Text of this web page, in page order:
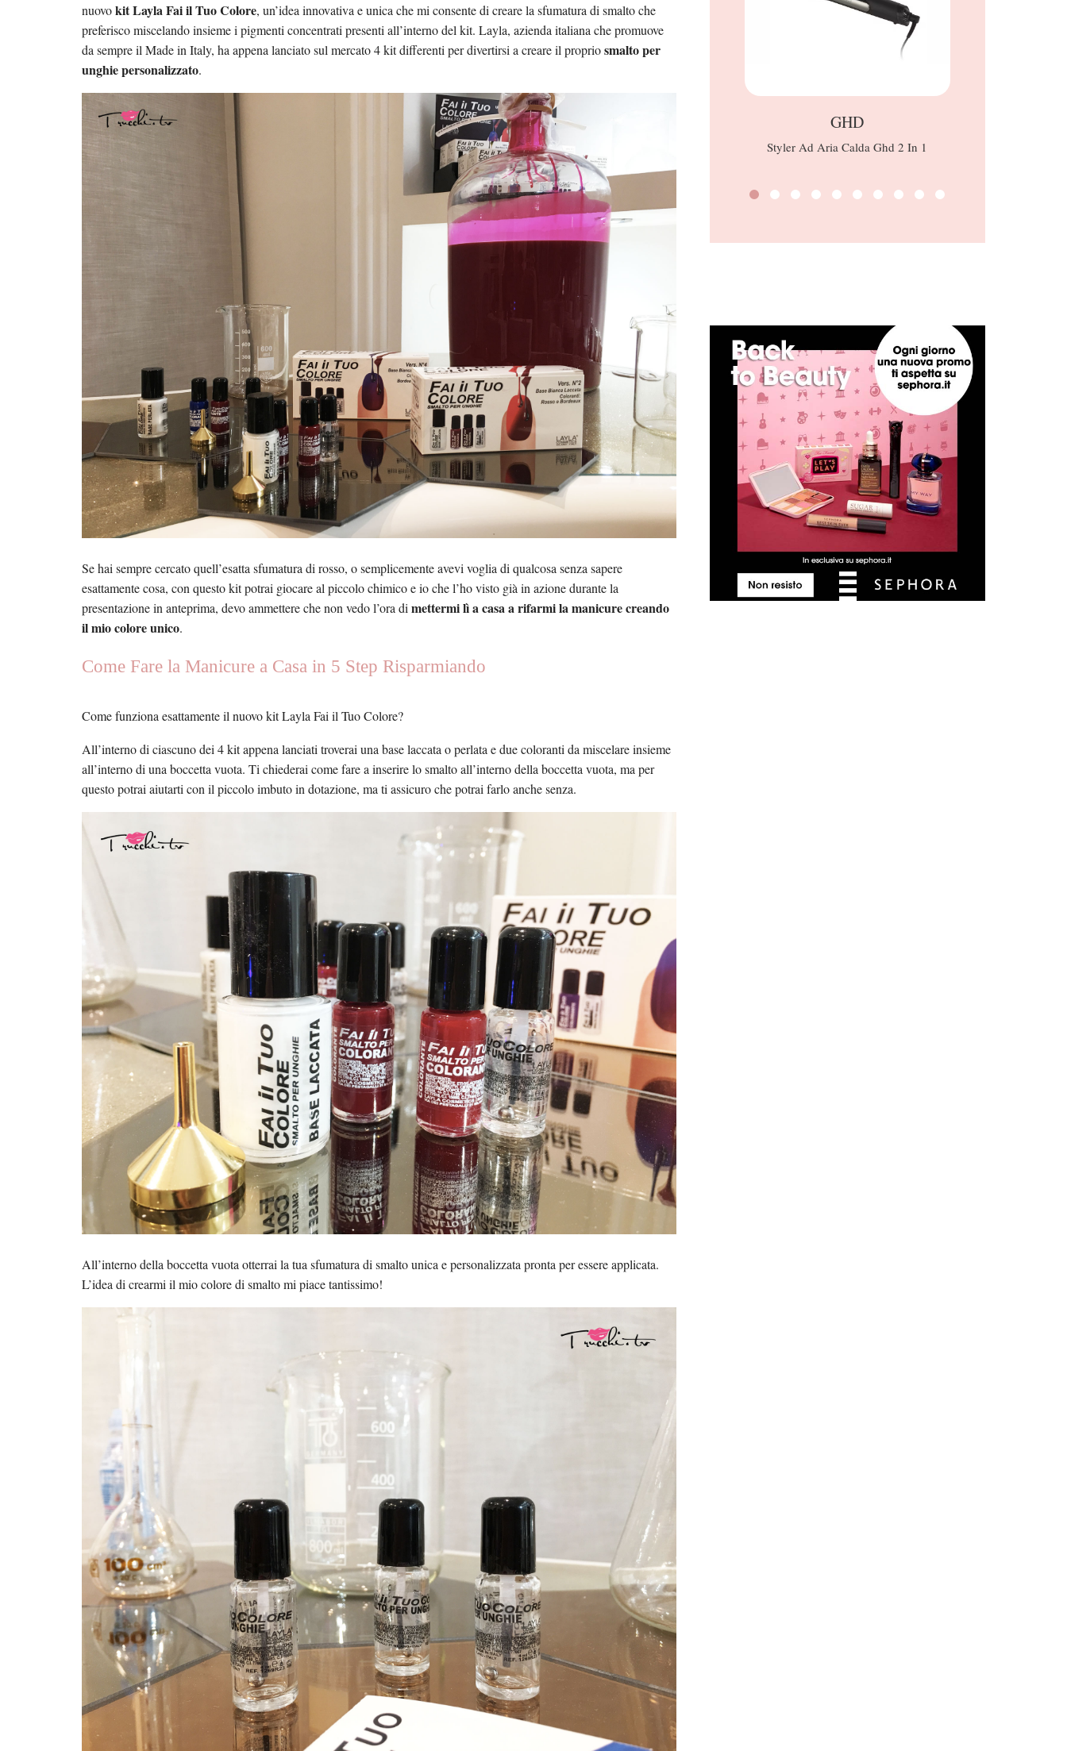
nuovokit Layla Fai il Tuo Colore, un’idea innovativa e unica che mi consente di creare la sfumatura di smalto che
preferisco miscelando insieme i pigmenti concentrati presenti all’interno del kit. Layla, azienda italiana che promuove
da sempre il Made in Italy, ha appena lanciato sul mercato 4 kit differenti per divertirsi a creare il propriosmalto per
unghie personalizzato.
Se hai sempre cercato quell’esatta sfumatura di rosso, o semplicemente avevi voglia di qualcosa senza sapere
esattamente cosa, con questo kit potrai giocare al piccolo chimico e io che l’ho visto già in azione durante la
presentazione in anteprima, devo ammettere che non vedo l’ora dimettermi lì a casa a rifarmi la manicure creando
il mio colore unico.
Come Fare la Manicure a Casa in 5 Step Risparmiando
Come funziona esattamente il nuovo kit Layla Fai il Tuo Colore?
All’interno di ciascuno dei 4 kit appena lanciati troverai una base laccata o perlata e due coloranti da miscelare insieme
all’interno di una boccetta vuota. Ti chiederai come fare a inserire lo smalto all’interno della boccetta vuota, ma per
questo potrai aiutarti con il piccolo imbuto in dotazione, ma ti assicuro che potrai farlo anche senza.
All’interno della boccetta vuota otterrai la tua sfumatura di smalto unica e personalizzata pronta per essere applicata.
L’idea di crearmi il mio colore di smalto mi piace tantissimo!
GHD
Styler Ad Aria Calda Ghd 2 In 1